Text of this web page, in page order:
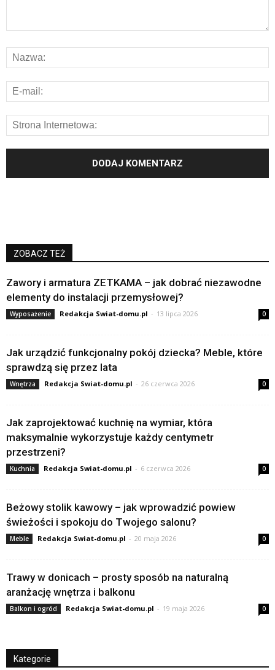
ZOBACZ TEŻ
Zawory i armatura ZETKAMA – jak dobrać niezawodne
elementy do instalacji przemysłowej?
Wyposażenie Redakcja Swiat-domu.pl - 13 lipca 2026 0
Jak urządzić funkcjonalny pokój dziecka? Meble, które
sprawdzą się przez lata
Wnętrza Redakcja Swiat-domu.pl - 26 czerwca 2026 0
Jak zaprojektować kuchnię na wymiar, która
maksymalnie wykorzystuje każdy centymetr
przestrzeni?
Kuchnia Redakcja Swiat-domu.pl - 6 czerwca 2026 0
Beżowy stolik kawowy – jak wprowadzić powiew
świeżości i spokoju do Twojego salonu?
Meble Redakcja Swiat-domu.pl - 20 maja 2026 0
Trawy w donicach – prosty sposób na naturalną
aranżację wnętrza i balkonu
Balkon i ogród Redakcja Swiat-domu.pl - 19 maja 2026 0
Kategorie